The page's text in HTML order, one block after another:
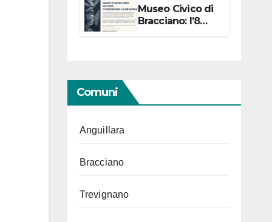
Museo Civico di
Bracciano: l’8
Comuni
Anguillara
Bracciano
Trevignano